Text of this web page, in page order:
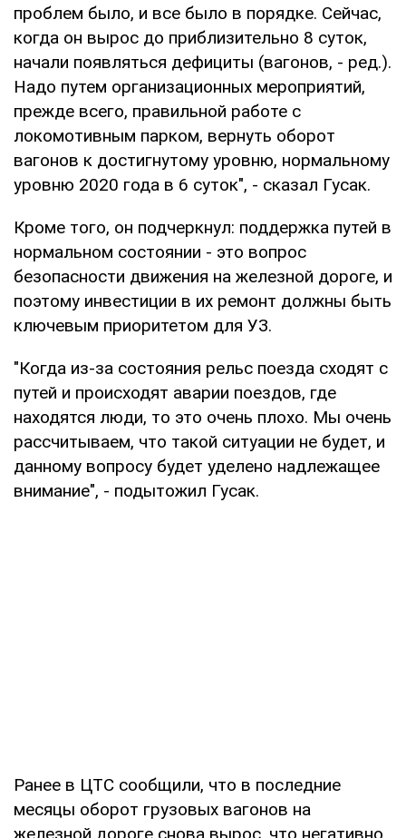
проблем было, и все было в порядке. Сейчас,
когда он вырос до приблизительно 8 суток,
начали появляться дефициты (вагонов, - ред.).
Надо путем организационных мероприятий,
прежде всего, правильной работе с
локомотивным парком, вернуть оборот
вагонов к достигнутому уровню, нормальному
уровню 2020 года в 6 суток", - сказал Гусак.
Кроме того, он подчеркнул: поддержка путей в
нормальном состоянии - это вопрос
безопасности движения на железной дороге, и
поэтому инвестиции в их ремонт должны быть
ключевым приоритетом для УЗ.
"Когда из-за состояния рельс поезда сходят с
путей и происходят аварии поездов, где
находятся люди, то это очень плохо. Мы очень
рассчитываем, что такой ситуации не будет, и
данному вопросу будет уделено надлежащее
внимание", - подытожил Гусак.
Ранее в ЦТС сообщили, что в последние
месяцы оборот грузовых вагонов на
железной дороге снова вырос, что негативно